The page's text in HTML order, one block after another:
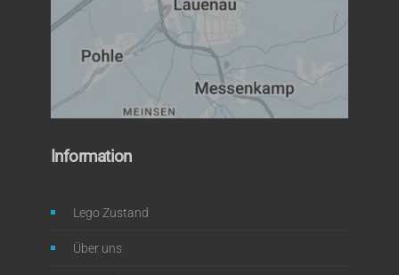
Information
Lego Zustand
Über uns